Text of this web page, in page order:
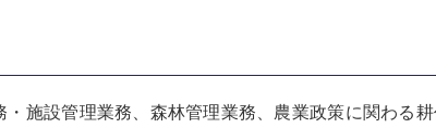
施設管理業務、森林管理業務、農業政策に関わる耕